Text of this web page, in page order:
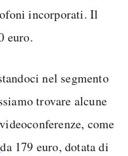
incorporati. Il
euro.
nel segmento
trovare alcune
come
da 179 euro, dotata di